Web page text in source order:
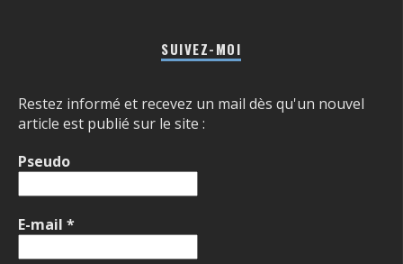
SUIVEZ-MOI
Restez informé et recevez un mail dès qu'un nouvel
article est publié sur le site :
Pseudo
E-mail *